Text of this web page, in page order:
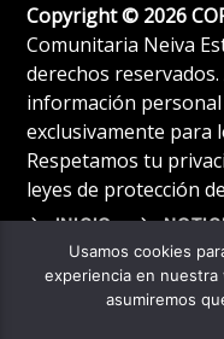
Copyright © 2026
Comunitaria Neiva
derechos
información
exclusivamente para
Respetamos tu
leyes de protección
INICIO
Usamos cookies
experiencia en
asumiremos